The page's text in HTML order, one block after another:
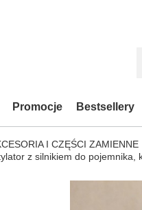
Promocje Bestsellery
I CZĘŚCI ZAMIENNE
z silnikiem do